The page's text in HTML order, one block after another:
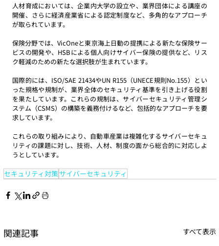
人材育成においては、企業内大学の設立や、業界団体による講座の
開催、さらに経済産業省による認定制度など、多角的なアプローチ
が取られています。
保険分野では、VicOneと東京海上日動の提携による新たな保険サー
ビスの開発や、HSBによる個人向けサイバー保険の提供など、リス
ク軽減のための新たな選択肢が生まれています。
国際的には、ISO/SAE 21434やUN R155（UNECE規則No.155）とい
った規格や規制が、業界全体のセキュリティ基準を引き上げる役割
を果たしています。これらの規制は、サイバーセキュリティ管理シ
ステム（CSMS）の構築を義務付けるなど、包括的なアプローチを要
求しています。
これらの取り組みにより、自動車産業は複雑化するサイバーセキュ
リティの課題に対し、技術、人材、制度の面から総合的に対応しよ
うとしています。
セキュリティ対策 サイバーセキュリティ
関連記事 すべて表示